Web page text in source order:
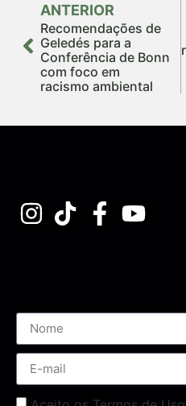
ANTERIOR
Recomendações de
Geledés para a
Conferência de Bonn
com foco em
racismo ambiental